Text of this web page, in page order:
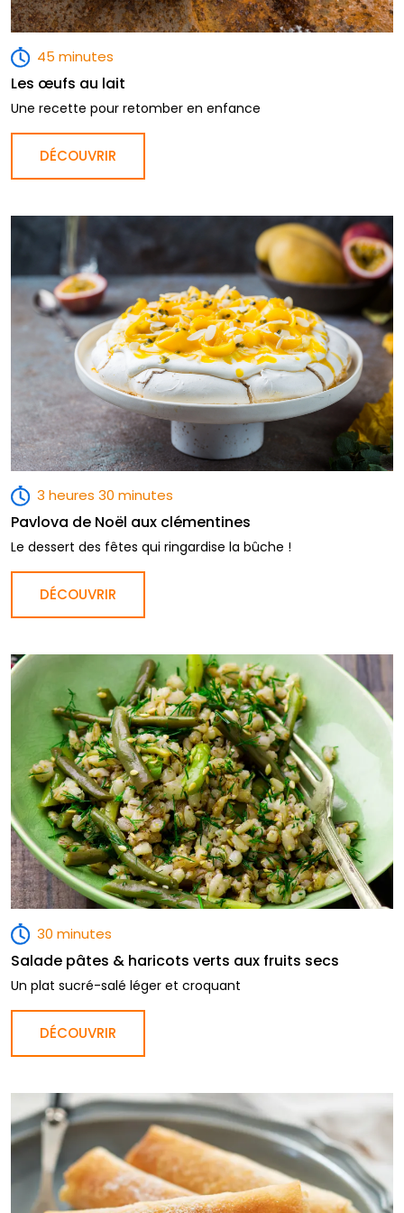
45 minutes
Les œufs au lait
Une recette pour retomber en enfance
DÉCOUVRIR
3 heures 30 minutes
Pavlova de Noël aux clémentines
Le dessert des fêtes qui ringardise la bûche !
DÉCOUVRIR
30 minutes
Salade pâtes & haricots verts aux fruits secs
Un plat sucré-salé léger et croquant
DÉCOUVRIR